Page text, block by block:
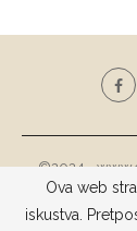
©2024 -
Ova web
iskustva.